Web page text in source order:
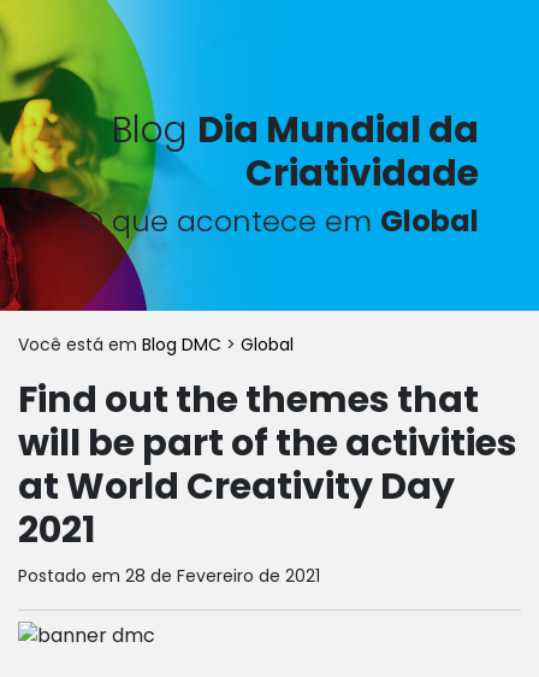
Blog Dia Mundial da
Criatividade
O que acontece em Global
Você está em Blog DMC > Global
Find out the themes that
will be part of the activities
at World Creativity Day
2021
Postado em 28 de Fevereiro de 2021